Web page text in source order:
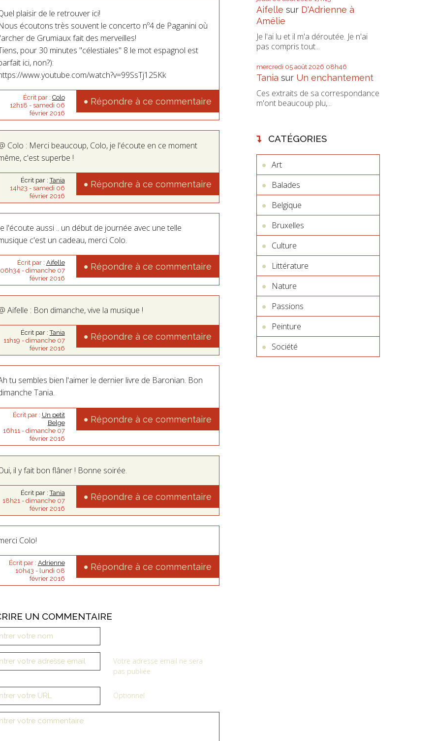
plaisir de le retrouver ici!
écoutons très souvent le concerto nº4 de Paganini où
de Grumiaux fait des merveilles!
pour 30 minutes "célestiales" 8 le mot espagnol est
ici, non?):
www.youtube.com/watch?v=99SsTj125Kk
Écrit par : Colo
12h18 - samedi 06
février 2016
Répondre à ce commentaire
Colo : Merci beaucoup, Colo, je l'écoute en ce moment
c'est superbe !
Écrit par :Tania
14h23 - samedi 06
février 2016
Répondre à ce commentaire
l'écoute aussi .. un début de journée avec une telle
c'est un cadeau, merci Colo.
Écrit par : Aifelle
06h34 - dimanche 07
février 2016
Répondre à ce commentaire
Aifelle : Bon dimanche, vive la musique !
Écrit par :Tania
11h19 - dimanche 07
février 2016
Répondre à ce commentaire
tu sembles bien l'aimer le dernier livre de Baronian. Bon
Tania.
Écrit par : Un petit
Belge
16h11 - dimanche 07
février 2016
Répondre à ce commentaire
il y fait bon flâner ! Bonne soirée.
Écrit par :Tania
18h21 - dimanche 07
février 2016
Répondre à ce commentaire
Colo!
Écrit par : Adrienne
10h43 - lundi 08
février 2016
Répondre à ce commentaire
UN COMMENTAIRE
Votre adresse email ne sera
pas publiée
Optionnel
Aifelle sur D'Adrienne à
Amélie
Je l'ai lu et il m'a déroutée. Je n'ai
pas compris tout...
mercredi 05 août 2026 08h46
Tania sur Un enchantement
Ces extraits de sa correspondance
m'ont beaucoup plu,...
CATÉGORIES
Art
Balades
Belgique
Bruxelles
Culture
Littérature
Nature
Passions
Peinture
Société